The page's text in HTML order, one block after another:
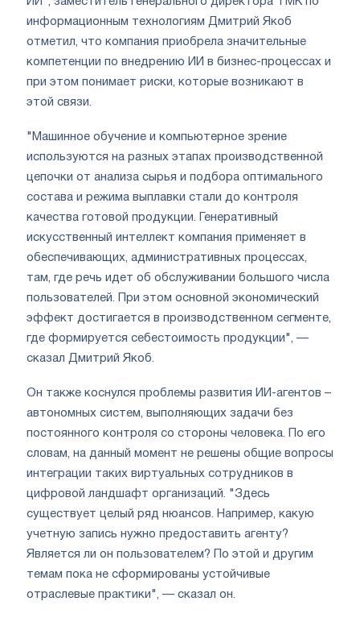
информационным технологиям Дмитрий Якоб
отметил, что компания приобрела значительные
компетенции по внедрению ИИ в бизнес-процессах и
при этом понимает риски, которые возникают в
этой связи.
"Машинное обучение и компьютерное зрение
используются на разных этапах производственной
цепочки от анализа сырья и подбора оптимального
состава и режима выплавки стали до контроля
качества готовой продукции. Генеративный
искусственный интеллект компания применяет в
обеспечивающих, административных процессах,
там, где речь идет об обслуживании большого числа
пользователей. При этом основной экономический
эффект достигается в производственном сегменте,
где формируется себестоимость продукции", —
сказал Дмитрий Якоб.
Он также коснулся проблемы развития ИИ-агентов –
автономных систем, выполняющих задачи без
постоянного контроля со стороны человека. По его
словам, на данный момент не решены общие вопросы
интеграции таких виртуальных сотрудников в
цифровой ландшафт организаций. "Здесь
существует целый ряд нюансов. Например, какую
учетную запись нужно предоставить агенту?
Является ли он пользователем? По этой и другим
темам пока не сформированы устойчивые
отраслевые практики", — сказал он.